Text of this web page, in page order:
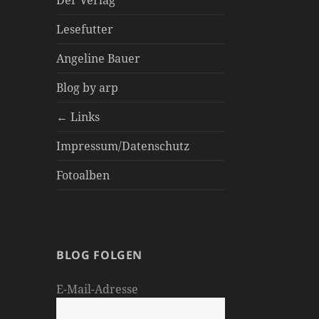
Lesefutter
Angeline Bauer
Blog by arp
← Links
Impressum/Datenschutz
Fotoalben
BLOG FOLGEN
E-Mail-Adresse